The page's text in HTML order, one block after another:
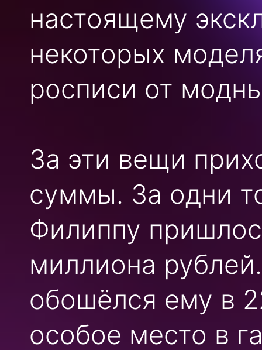
настоящему
некоторых
росписи от
За эти вещи
суммы. За одни
Филиппу
миллиона
обошёлся ему в
особое место в